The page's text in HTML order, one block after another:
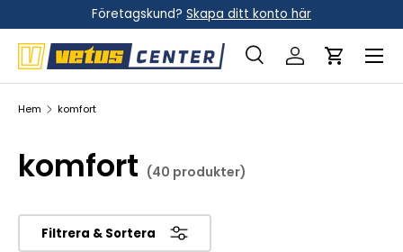
Hoppa till innehållet
Företagskund? Skapa ditt konto här
Sök
Sök Logga inVagn
Meny
Hem komfort
komfort (40 produkter)
Filtrera & Sortera